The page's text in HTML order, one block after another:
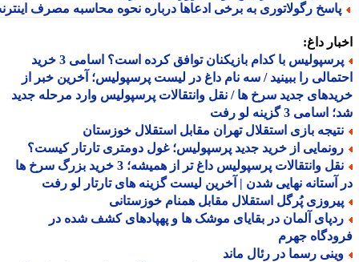
رگولاتوری به برخی ادعاها درباره نحوه محاسبه مصرف اینترنت
داغ:
پرسپولیس با کدام بازیکنان توافق کرده است؟ اسامی 3 خرید
را ببینید / سه نام داغ در لیست پرسپولیس؛ آخرین خبر از
جدید سرخ ها / نقل وانتقالات پرسپولیس وارد مرحله جدید
3 گزینه لو رفت
بازی استقلال تهران مقابل استقلال خوزستان
از خرید جدید پرسپولیس؛ غول دومتری تارتار کیست؟
نقل وانتقالات پرسپولیس داغ تر از همیشه؛ 3 خرید بزرگ سرخ ها
آستانه نهایی شدن | آخرین لیست گزینه های تارتار لو رفت
پُرگل استقلال مقابل همنام خوزستانی
آلمان در بقایای موشک ها و پهپادهای کشف شده در
جهرم
رسما در رئال ماند